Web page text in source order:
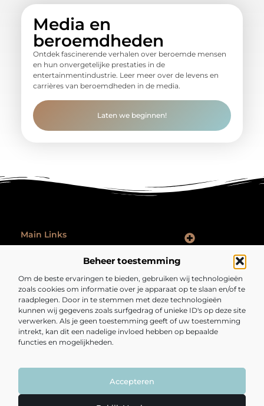
Beheer toestemming
Om de beste ervaringen te bieden, gebruiken wij technologieën
zoals cookies om informatie over je apparaat op te slaan en/of te
raadplegen. Door in te stemmen met deze technologieën
kunnen wij gegevens zoals surfgedrag of unieke ID's op deze site
verwerken. Als je geen toestemming geeft of uw toestemming
intrekt, kan dit een nadelige invloed hebben op bepaalde
functies en mogelijkheden.
Accepteren
Media en
beroemdheden
Ontdek fascinerende verhalen over beroemde mensen
en hun onvergetelijke prestaties in de
entertainmentindustrie. Leer meer over de levens en
carrières van beroemdheden in de media.
Laten we beginnen!
Main Links
Bericht categorie
Lees mee met artikelen en verhalen die je kijk op het dagelijks leven
verrijken en verrassen.